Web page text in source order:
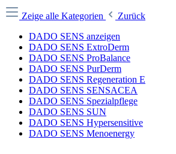
Zeige alle Kategorien
Zurück
DADO SENS anzeigen
DADO SENS ExtroDerm
DADO SENS ProBalance
DADO SENS PurDerm
DADO SENS Regeneration E
DADO SENS SENSACEA
DADO SENS Spezialpflege
DADO SENS SUN
DADO SENS Hypersensitive
DADO SENS Menoenergy